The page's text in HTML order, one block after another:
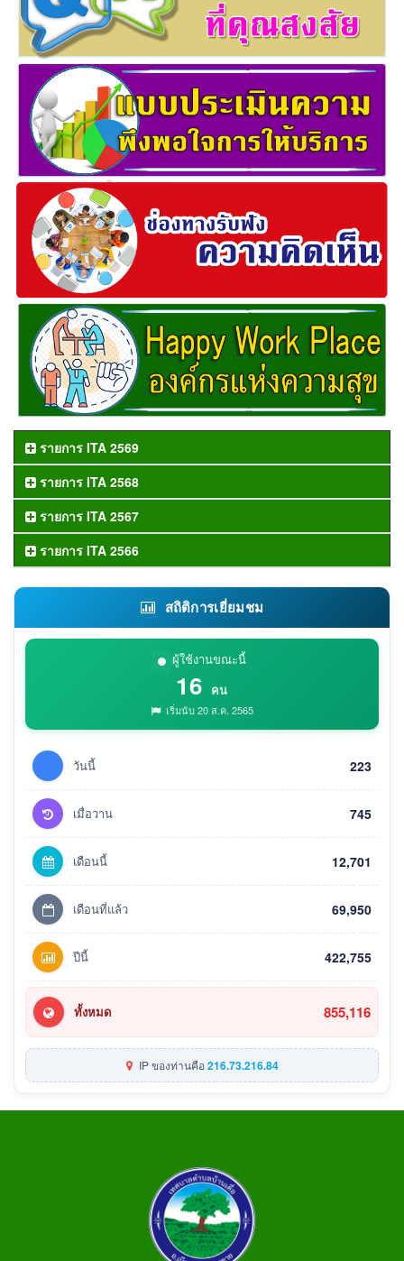
รายการ ITA 2569
รายการ ITA 2568
รายการ ITA 2567
รายการ ITA 2566
สถิติการเยี่ยมชม
ผู้ใช้งานขณะนี้
16 คน
เริ่มนับ 20 ส.ค. 2565
วันนี้ 223
เมื่อวาน 745
เดือนนี้ 12,701
เดือนที่แล้ว 69,950
ปีนี้ 422,755
ทั้งหมด 855,116
IP ของท่านคือ216.73.216.84